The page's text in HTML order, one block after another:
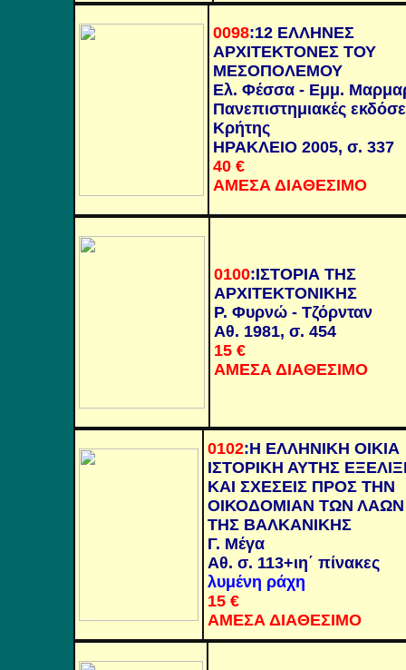
0098:12 ΕΛΛΗΝΕΣ
ΑΡΧΙΤΕΚΤΟΝΕΣ ΤΟΥ
ΜΕΣΟΠΟΛΕΜΟΥ
Ελ. Φέσσα - Εμμ.
Πανεπιστημιακές
Κρήτης
ΗΡΑΚΛΕΙΟ 2005, σ. 337
40 €
ΑΜΕΣΑ ΔΙΑΘΕΣΙΜΟ
0100:ΙΣΤΟΡΙΑ ΤΗΣ
ΑΡΧΙΤΕΚΤΟΝΙΚΗΣ
Ρ. Φυρνώ - Τζόρνταν
Αθ. 1981, σ. 454
15 €
ΑΜΕΣΑ ΔΙΑΘΕΣΙΜΟ
0102:Η ΕΛΛΗΝΙΚΗ ΟΙΚΙΑ
ΙΣΤΟΡΙΚΗ ΑΥΤΗΣ
ΚΑΙ ΣΧΕΣΕΙΣ ΠΡΟΣ ΤΗΝ
ΟΙΚΟΔΟΜΙΑΝ ΤΩΝ ΛΑΩΝ
ΤΗΣ ΒΑΛΚΑΝΙΚΗΣ
Γ. Μέγα
Αθ. σ. 113+ιη΄ πίνακες
λυμένη ράχη
15 €
ΑΜΕΣΑ ΔΙΑΘΕΣΙΜΟ